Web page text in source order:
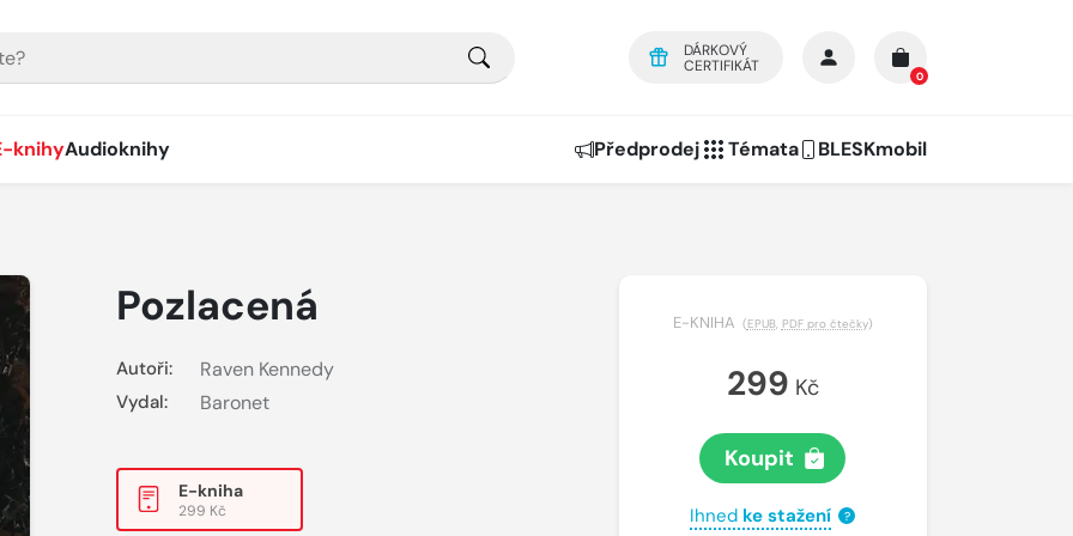
DÁRKOVÝ
CERTIFIKÁT
0
knihyAudioknihy Předprodej Témata BLESKmobil
Pozlacená
Autoři: Raven Kennedy
Vydal: Baronet
E-kniha
299 Kč
E-KNIHA (EPUB, PDF pro čtečky)
299 Kč
Koupit
Ihned ke stažení ?